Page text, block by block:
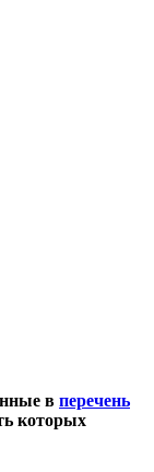
в перечень
которых